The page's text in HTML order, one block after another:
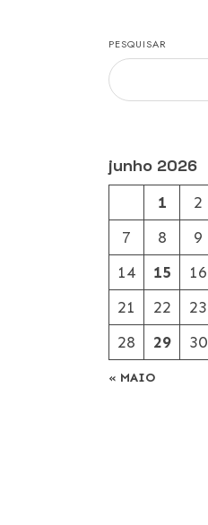
PESQUISAR
junho 2026
1 2
7
8 9
14
15 16
21
22 23
28
29 30
« MAIO